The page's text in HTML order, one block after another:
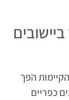
הפך
כפריים